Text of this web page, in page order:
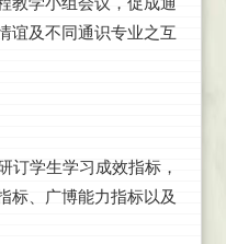
谊及不同通识专业之互
订学生学习成效指标，
标、广博能力指标以及